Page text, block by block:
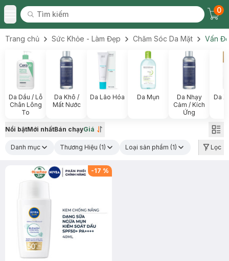
Toggle Menu
Tìm kiếm
Tìm kiếm
0
Trang chủ Sức Khỏe - Làm Đẹp Chăm Sóc Da Mặt Vấn
Da Dầu / Lỗ
Chân Lông
To
Da Khô /
Mất Nước
Da Lão Hóa Da Mụn
Da Nhạy
Cảm / Kích
Ứng
Da
Nổi bậtMới nhấtBán chạyGiá
Danh mục Thương Hiệu (1) Loại sản phẩm (1) Lọc
-17 %